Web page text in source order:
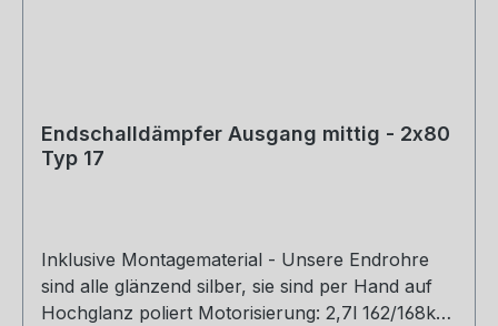
Endschalldämpfer Ausgang mittig - 2x80
Typ 17
Inklusive Montagematerial - Unsere Endrohre
sind alle glänzend silber, sie sind per Hand auf
Hochglanz poliert Motorisierung: 2,7l 162/168kW